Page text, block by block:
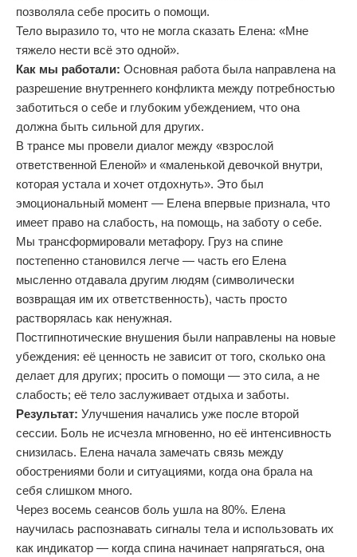
позволяла себе просить о помощи.
Тело выразило то, что не могла сказать Елена: «Мне
тяжело нести всё это одной».
Как мы работали: Основная работа была направлена на
разрешение внутреннего конфликта между потребностью
заботиться о себе и глубоким убеждением, что она
должна быть сильной для других.
В трансе мы провели диалог между «взрослой
ответственной Еленой» и «маленькой девочкой внутри,
которая устала и хочет отдохнуть». Это был
эмоциональный момент — Елена впервые признала, что
имеет право на слабость, на помощь, на заботу о себе.
Мы трансформировали метафору. Груз на спине
постепенно становился легче — часть его Елена
мысленно отдавала другим людям (символически
возвращая им их ответственность), часть просто
растворялась как ненужная.
Постгипнотические внушения были направлены на новые
убеждения: её ценность не зависит от того, сколько она
делает для других; просить о помощи — это сила, а не
слабость; её тело заслуживает отдыха и заботы.
Результат: Улучшения начались уже после второй
сессии. Боль не исчезла мгновенно, но её интенсивность
снизилась. Елена начала замечать связь между
обострениями боли и ситуациями, когда она брала на
себя слишком много.
Через восемь сеансов боль ушла на 80%. Елена
научилась распознавать сигналы тела и использовать их
как индикатор — когда спина начинает напрягаться, она